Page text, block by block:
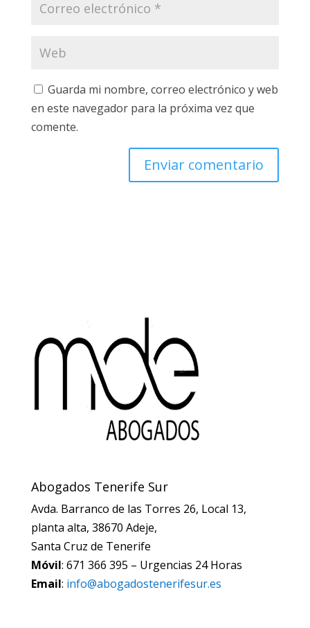
Guarda mi nombre, correo electrónico y web
en este navegador para la próxima vez que
comente.
Abogados Tenerife Sur
Avda. Barranco de las Torres 26, Local 13,
planta alta, 38670 Adeje,
Santa Cruz de Tenerife
Móvil: 671 366 395 – Urgencias 24 Horas
Email: info@abogadostenerifesur.es